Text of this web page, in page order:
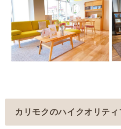
カリモクのハイクオリティ